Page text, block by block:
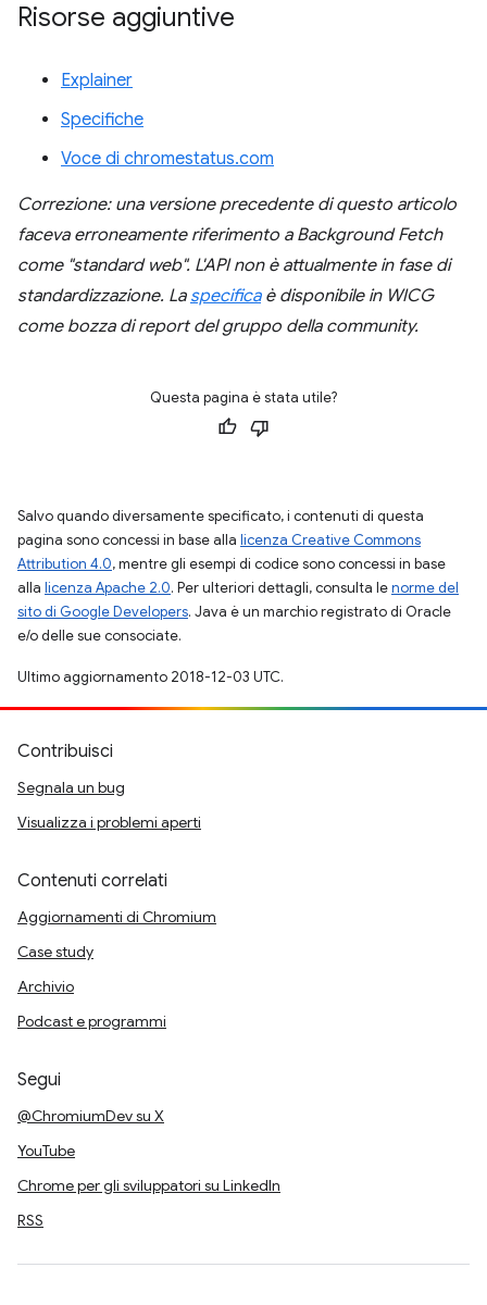
Risorse aggiuntive
Explainer
Specifiche
Voce di chromestatus.com
Correzione: una versione precedente di questo articolo
faceva erroneamente riferimento a Background Fetch
come "standard web". L'API non è attualmente in fase di
standardizzazione. La specificaè disponibile in WICG
come bozza di report del gruppo della community.
Questa pagina è stata utile?
Salvo quando diversamente specificato, i contenuti di questa
pagina sono concessi in base alla licenza Creative Commons
Attribution 4.0, mentre gli esempi di codice sono concessi in base
alla licenza Apache 2.0. Per ulteriori dettagli, consulta lenorme del
sito di Google Developers. Java è un marchio registrato di Oracle
e/o delle sue consociate.
Ultimo aggiornamento 2018-12-03 UTC.
Contribuisci
Segnala un bug
Visualizza i problemi aperti
Contenuti correlati
Aggiornamenti di Chromium
Case study
Archivio
Podcast e programmi
Segui
@ChromiumDev su X
YouTube
Chrome per gli sviluppatori su LinkedIn
RSS